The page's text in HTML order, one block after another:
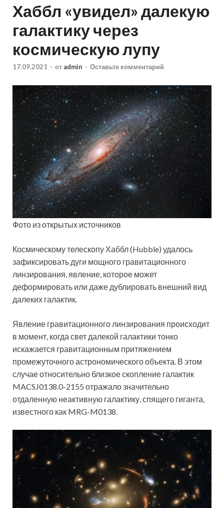
Хаббл «увидел» далекую
галактику через
космическую лупу
17.09.2021 - от admin - Оставьте комментарий
Фото из открытых источников
Космическому телескопу Хаббл (Hubble) удалось
зафиксировать дуги мощного гравитационного
линзирования, явление, которое может
деформировать или даже дублировать внешний вид
далеких галактик.
Явление гравитационного линзирования происходит
в момент, когда свет далекой галактики тонко
искажается гравитационным притяжением
промежуточного астрономического объекта. В этом
случае относительно близкое скопление галактик
MACSJ0138.0-2155 отражало значительно
отдаленную неактивную галактику, спящего гиганта,
известного как MRG-M0138.